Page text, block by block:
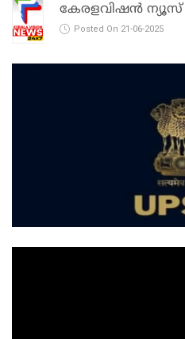
കേരളവിഷൻ
Posted On 21-06-2025